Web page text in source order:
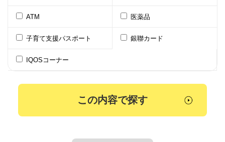
ATM 医薬品
子育て支援パスポート 銀聯カード
IQOSコーナー